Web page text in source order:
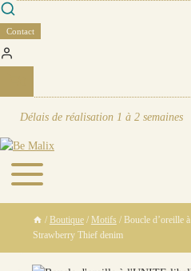
Skip
to
content
Contact
Délais de réalisation 1 à 2 semaines
/ Boutique / Motifs / Boucle d’oreille
Strawberry Thief denim